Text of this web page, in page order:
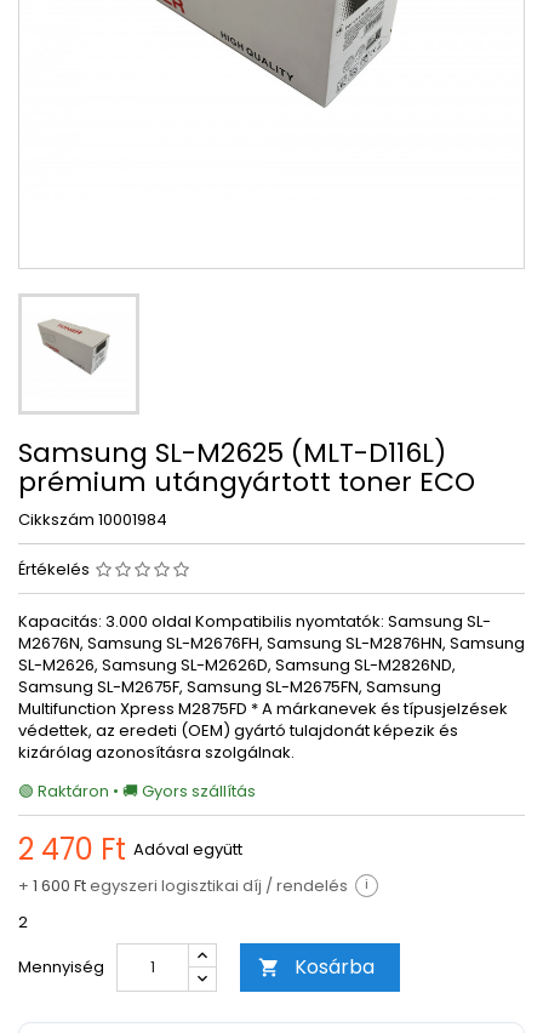
Samsung SL-M2625 (MLT-D116L)
prémium utángyártott toner ECO
Cikkszám 10001984
Értékelés
Kapacitás: 3.000 oldal Kompatibilis nyomtatók: Samsung SL-
M2676N, Samsung SL-M2676FH, Samsung SL-M2876HN, Samsung
SL-M2626, Samsung SL-M2626D, Samsung SL-M2826ND,
Samsung SL-M2675F, Samsung SL-M2675FN, Samsung
Multifunction Xpress M2875FD * A márkanevek és típusjelzések
védettek, az eredeti (OEM) gyártó tulajdonát képezik és
kizárólag azonosításra szolgálnak.
🟢 Raktáron • 🚚 Gyors szállítás
2 470 Ft Adóval együtt
+ 1 600 Ftegyszeri logisztikai díj / rendelés i
2
Mennyiség
 Kosárba